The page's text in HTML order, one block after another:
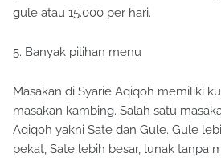
gule atau 15.000 per hari.
5. Banyak pilihan menu
Masakan di Syarie Aqiqoh memiliki
masakan kambing. Salah satu
Aqiqoh yakni Sate dan Gule. Gule
pekat, Sate lebih besar, lunak tanpa